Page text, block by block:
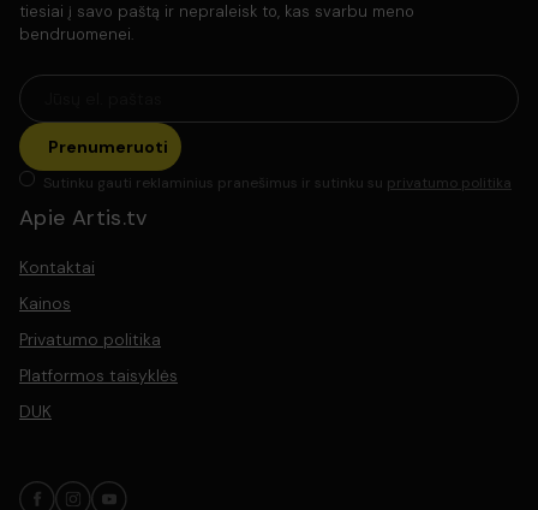
tiesiai į savo paštą ir nepraleisk to, kas svarbu meno
bendruomenei.
Prenumeruoti
Sutinku gauti reklaminius pranešimus ir sutinku su privatumo politika
Apie Artis.tv
Kontaktai
Kainos
Privatumo politika
Platformos taisyklės
DUK